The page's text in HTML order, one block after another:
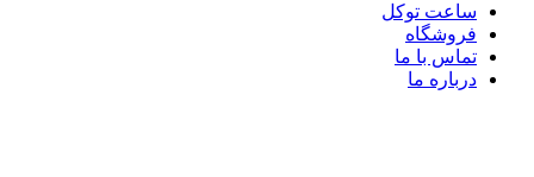
ساعت توکل
فروشگاه
تماس با ما
درباره ما